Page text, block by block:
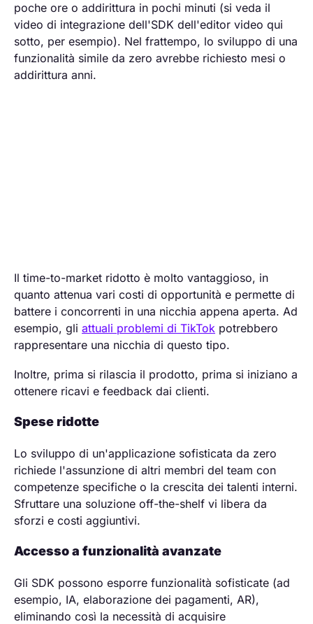
poche ore o addirittura in pochi minuti (si veda il
video di integrazione dell'SDK dell'editor video qui
sotto, per esempio). Nel frattempo, lo sviluppo di una
funzionalità simile da zero avrebbe richiesto mesi o
addirittura anni.
Il time-to-market ridotto è molto vantaggioso, in
quanto attenua vari costi di opportunità e permette di
battere i concorrenti in una nicchia appena aperta. Ad
esempio, gli attuali problemi di TikTok potrebbero
rappresentare una nicchia di questo tipo.
Inoltre, prima si rilascia il prodotto, prima si iniziano a
ottenere ricavi e feedback dai clienti.
Spese ridotte
Lo sviluppo di un'applicazione sofisticata da zero
richiede l'assunzione di altri membri del team con
competenze specifiche o la crescita dei talenti interni.
Sfruttare una soluzione off-the-shelf vi libera da
sforzi e costi aggiuntivi.
Accesso a funzionalità avanzate
Gli SDK possono esporre funzionalità sofisticate (ad
esempio, IA, elaborazione dei pagamenti, AR),
eliminando così la necessità di acquisire